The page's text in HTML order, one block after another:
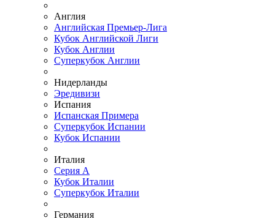
Англия
Английская Премьер-Лига
Кубок Английской Лиги
Кубок Англии
Суперкубок Англии
Нидерланды
Эредивизи
Испания
Испанская Примера
Суперкубок Испании
Кубок Испании
Италия
Серия А
Кубок Италии
Суперкубок Италии
Германия